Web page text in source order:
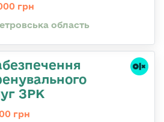
грн
область
ЗРК
грн